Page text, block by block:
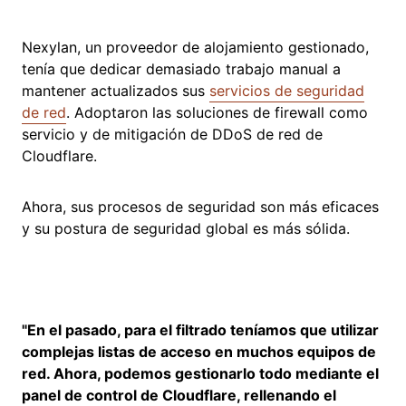
Nexylan, un proveedor de alojamiento gestionado,
tenía que dedicar demasiado trabajo manual a
mantener actualizados sus servicios de seguridad
de red. Adoptaron las soluciones de firewall como
servicio y de mitigación de DDoS de red de
Cloudflare.
Ahora, sus procesos de seguridad son más eficaces
y su postura de seguridad global es más sólida.
"En el pasado, para el filtrado teníamos que utilizar
complejas listas de acceso en muchos equipos de
red. Ahora, podemos gestionarlo todo mediante el
panel de control de Cloudflare, rellenando el